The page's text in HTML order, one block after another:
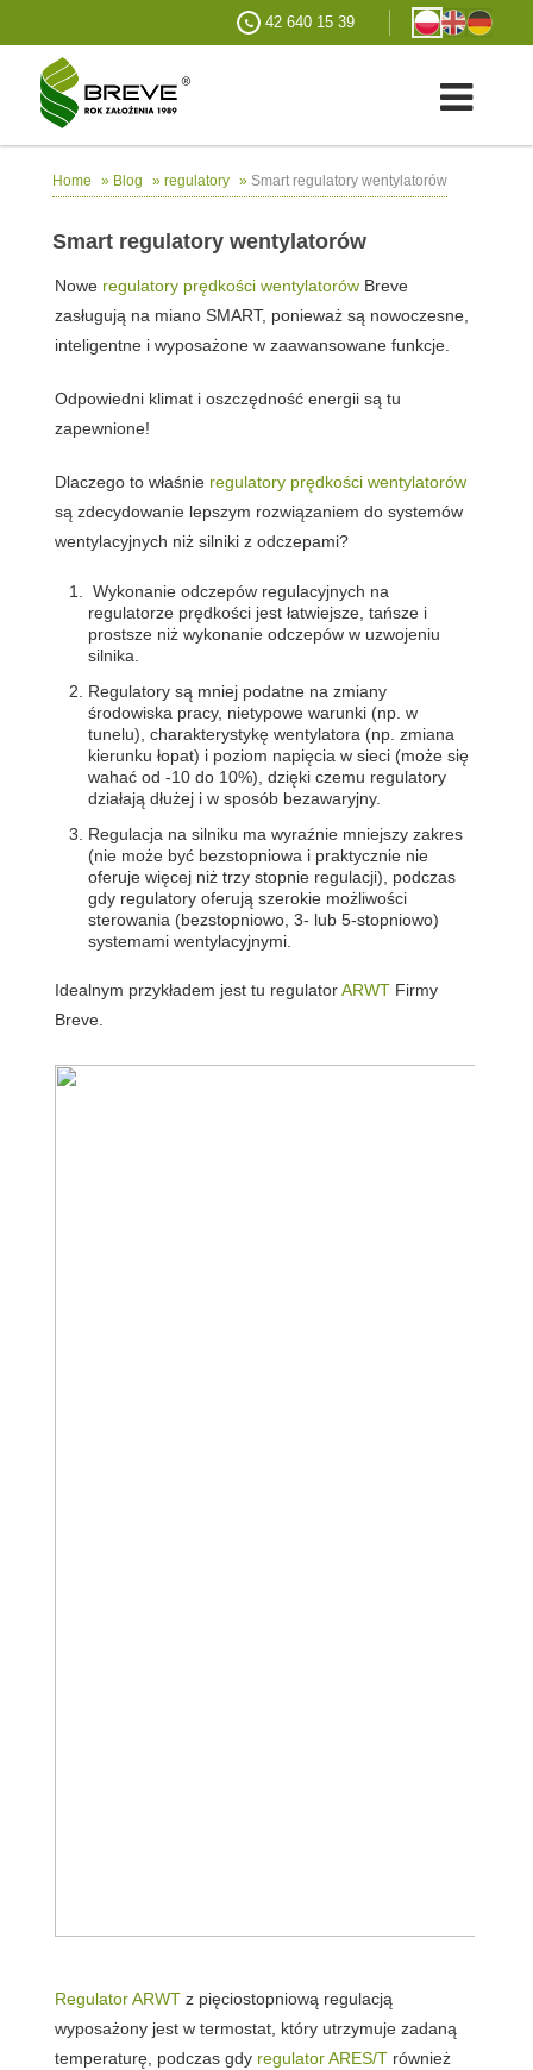
42 640 15 39
Home » Blog » regulatory » Smart regulatory wentylatorów
Smart regulatory wentylatorów
Nowe regulatory prędkości wentylatorówBreve
zasługują na miano SMART, ponieważ są nowoczesne,
inteligentne i wyposażone w zaawansowane funkcje.
Odpowiedni klimat i oszczędność energii są tu
zapewnione!
Dlaczego to właśnie regulatory prędkości wentylatorów
są zdecydowanie lepszym rozwiązaniem do systemów
wentylacyjnych niż silniki z odczepami?
Wykonanie odczepów regulacyjnych na
regulatorze prędkości jest łatwiejsze, tańsze i
prostsze niż wykonanie odczepów w uzwojeniu
silnika.
Regulatory są mniej podatne na zmiany
środowiska pracy, nietypowe warunki (np. w
tunelu), charakterystykę wentylatora (np. zmiana
kierunku łopat) i poziom napięcia w sieci (może się
wahać od -10 do 10%), dzięki czemu regulatory
działają dłużej i w sposób bezawaryjny.
Regulacja na silniku ma wyraźnie mniejszy zakres
(nie może być bezstopniowa i praktycznie nie
oferuje więcej niż trzy stopnie regulacji), podczas
gdy regulatory oferują szerokie możliwości
sterowania (bezstopniowo, 3- lub 5-stopniowo)
systemami wentylacyjnymi.
Idealnym przykładem jest tu regulatorARWT Firmy
Breve.
Regulator ARWTz pięciostopniową regulacją
wyposażony jest w termostat, który utrzymuje zadaną
temperaturę, podczas gdy regulator ARES/Trównież